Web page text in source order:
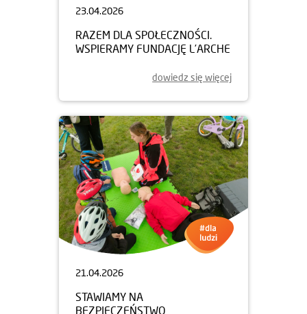
23.04.2026
RAZEM DLA SPOŁECZNOŚCI.
WSPIERAMY FUNDACJĘ L’ARCHE
dowiedz się więcej
21.04.2026
STAWIAMY NA
BEZPIECZEŃSTWO